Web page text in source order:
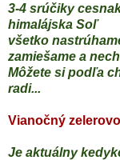
3-4 srúčiky
himalájska Soľ
všetko
zamiešame a
Môžete si podľa
radi...
Vianočný
Je aktuálny